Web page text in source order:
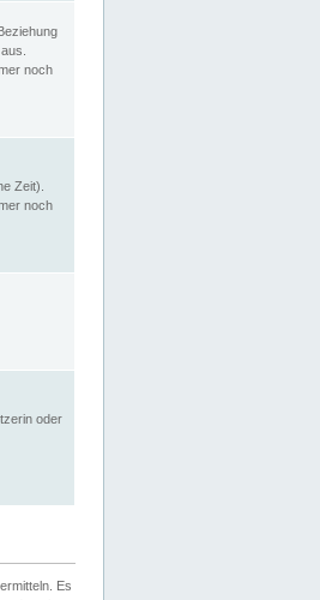
noch
Zeit).
noch
oder
Es